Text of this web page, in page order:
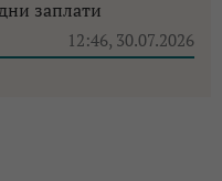
заплати
12:46, 30.07.2026